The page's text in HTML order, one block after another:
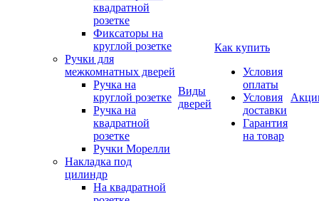
квадратной
розетке
Фиксаторы на
круглой розетке
Ручки для
межкомнатных дверей
Ручка на
круглой розетке
Ручка на
квадратной
розетке
Ручки Морелли
Накладка под
цилиндр
На квадратной
Виды
дверей
Как купить
Условия
оплаты
Условия
доставки
Гарантия
на товар